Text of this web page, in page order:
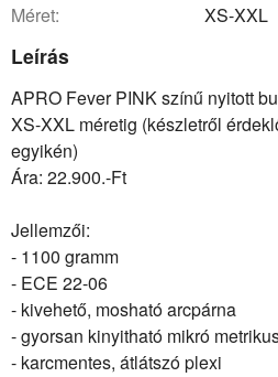
méret: XS-XXL
Leírás
APRO Fever PINK színű nyitott
XS-XXL méretig (készletről
egyikén)
Ára: 22.900.-Ft
Jellemzői:
- 1100 gramm
- ECE 22-06
- kivehető, mosható arcpárna
- gyorsan kinyitható mikró
- karcmentes, átlátszó plexi